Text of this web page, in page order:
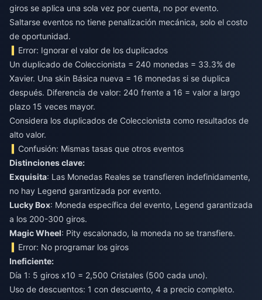
giros se aplica una sola vez por cuenta, no por evento.
Saltarse eventos no tiene penalización mecánica, solo el costo
de oportunidad.
Error: Ignorar el valor de los duplicados
Un duplicado de Coleccionista = 240 monedas = 33.3% de
Xavier. Una skin Básica nueva = 16 monedas si se duplica
después. Diferencia de valor: 240 frente a 16 = valor a largo
plazo 15 veces mayor.
Considera los duplicados de Coleccionista como resultados de
alto valor.
Confusión: Mismas tasas que otros eventos
Distinciones clave:
Exquisita: Las Monedas Reales se transfieren indefinidamente,
no hay Legend garantizada por evento.
Lucky Box: Moneda específica del evento, Legend garantizada
a los 200-300 giros.
Magic Wheel: Pity escalonado, la moneda no se transfiere.
Error: No programar los giros
Ineficiente:
Día 1: 5 giros x10 = 2,500 Cristales (500 cada uno).
Uso de descuentos: 1 con descuento, 4 a precio completo.